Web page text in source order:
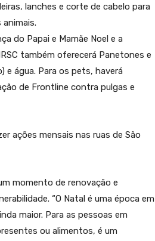
lanches e corte de cabelo para
do Papai e Mamãe Noel e a
também oferecerá Panetones e
e água. Para os pets, haverá
de Frontline contra pulgas e
ações mensais nas ruas de São
momento de renovação e
“O Natal é uma época em
maior. Para as pessoas em
ou alimentos, é um